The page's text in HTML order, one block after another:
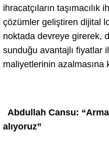
ihracatçıların
çözümler geliştiren dijital
noktada devreye girerek,
sunduğu avantajlı fiyatlar
maliyetlerinin azalmasına
Abdullah Cansu:
alıyoruz”